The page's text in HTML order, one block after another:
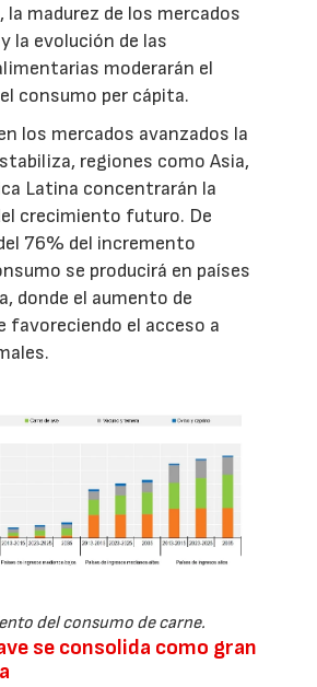
la madurez de los mercados
la evolución de las
moderarán el
consumo per cápita.
los mercados avanzados la
regiones como Asia,
Latina concentrarán la
crecimiento futuro. De
76% del incremento
se producirá en países
donde el aumento de
favoreciendo el acceso a
del consumo de carne.
se consolida como gran